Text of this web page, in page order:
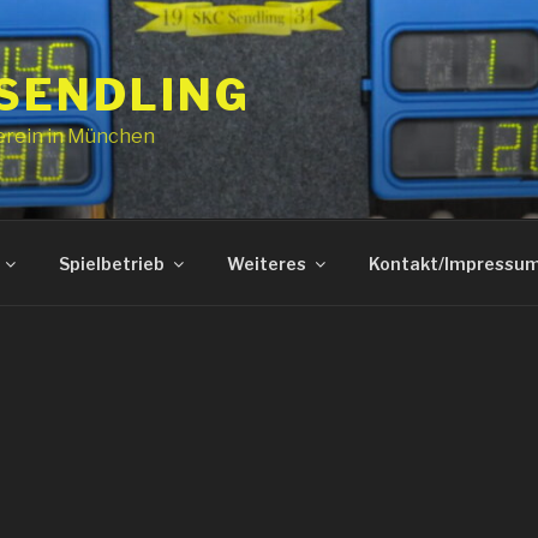
in München
Spielbetrieb Weiteres Kontakt/